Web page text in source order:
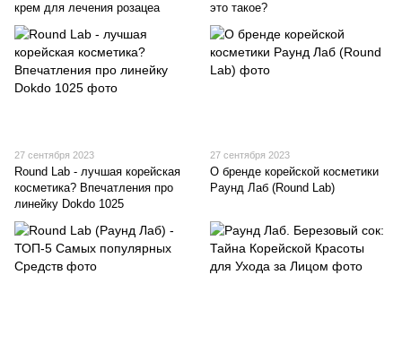
крем для лечения розацеа
это такое?
27 сентября 2023
Round Lab - лучшая корейская
косметика? Впечатления про
линейку Dokdo 1025
27 сентября 2023
О бренде корейской косметики
Раунд Лаб (Round Lab)